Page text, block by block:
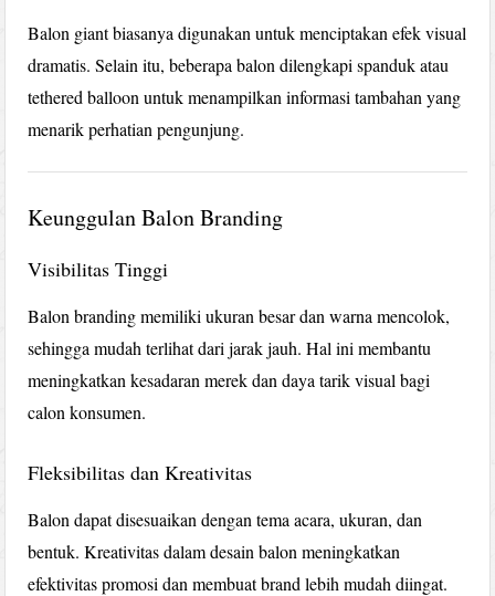
Balon giant biasanya digunakan untuk menciptakan efek visual
dramatis. Selain itu, beberapa balon dilengkapi spanduk atau
tethered balloon untuk menampilkan informasi tambahan yang
menarik perhatian pengunjung.
Keunggulan Balon Branding
Visibilitas Tinggi
Balon branding memiliki ukuran besar dan warna mencolok,
sehingga mudah terlihat dari jarak jauh. Hal ini membantu
meningkatkan kesadaran merek dan daya tarik visual bagi
calon konsumen.
Fleksibilitas dan Kreativitas
Balon dapat disesuaikan dengan tema acara, ukuran, dan
bentuk. Kreativitas dalam desain balon meningkatkan
efektivitas promosi dan membuat brand lebih mudah diingat.